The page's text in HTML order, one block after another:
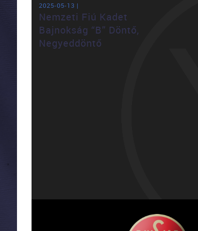
2025-05-13 |
Nemzeti Fiú Kadet
Bajnokság “B” Döntő,
Negyeddöntő